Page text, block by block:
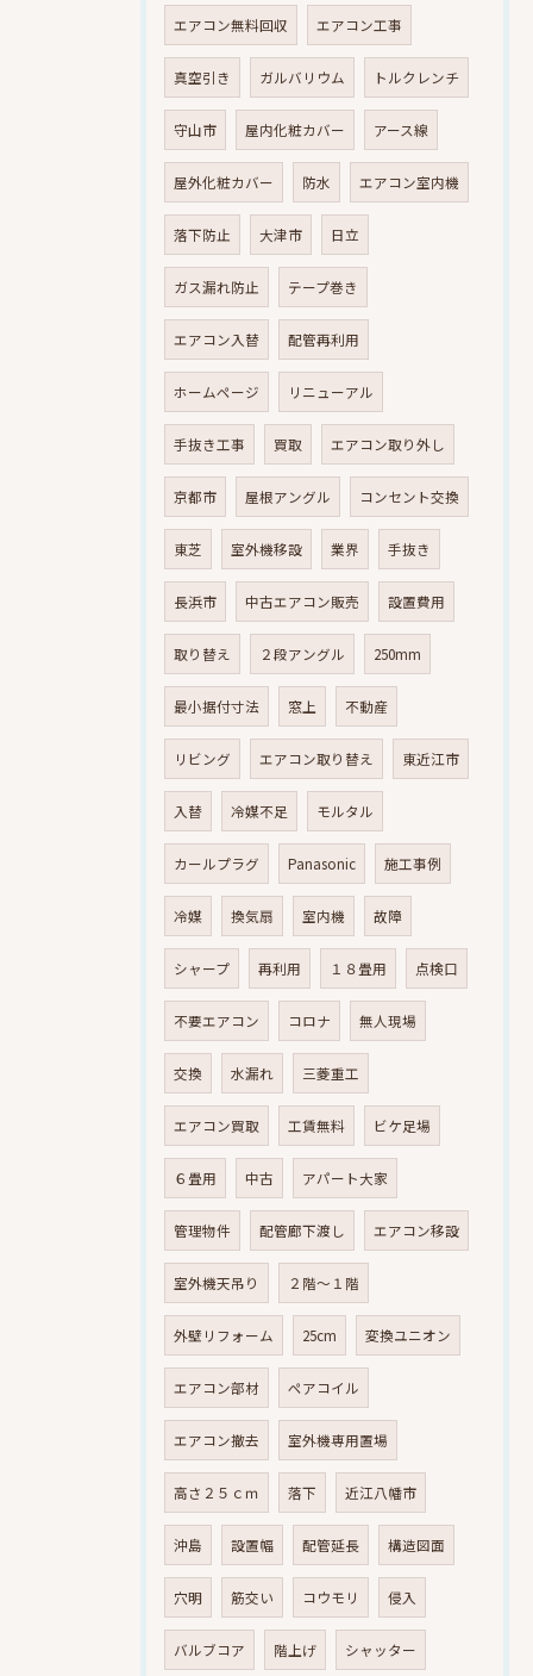
エアコン無料回収 エアコン工事
真空引き ガルバリウム トルクレンチ
守山市 屋内化粧カバー アース線
屋外化粧カバー 防水 エアコン室内機
落下防止 大津市 日立
ガス漏れ防止 テープ巻き
エアコン入替 配管再利用
ホームページ リニューアル
手抜き工事 買取 エアコン取り外し
京都市 屋根アングル コンセント交換
東芝 室外機移設 業界 手抜き
長浜市 中古エアコン販売 設置費用
取り替え ２段アングル 250mm
最小据付寸法 窓上 不動産
リビング エアコン取り替え 東近江市
入替 冷媒不足 モルタル
カールプラグ Panasonic 施工事例
冷媒 換気扇 室内機 故障
シャープ 再利用 １８畳用 点検口
不要エアコン コロナ 無人現場
交換 水漏れ 三菱重工
エアコン買取 工賃無料 ビケ足場
６畳用 中古 アパート大家
管理物件 配管廊下渡し エアコン移設
室外機天吊り ２階～１階
外壁リフォーム 25cm 変換ユニオン
エアコン部材 ペアコイル
エアコン撤去 室外機専用置場
高さ２５ｃｍ 落下 近江八幡市
沖島 設置幅 配管延長 構造図面
穴明 筋交い コウモリ 侵入
バルブコア 階上げ シャッター